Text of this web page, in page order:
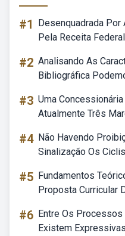
#1
Desenquadrada
Pela Receita
#2 Analisando As
Bibliográfica
#3 Uma
Atualmente Três
#4 Não Havendo
Sinalização Os
#5 Fundamentos
Proposta Curricular
#6 Entre Os Processos
Existem